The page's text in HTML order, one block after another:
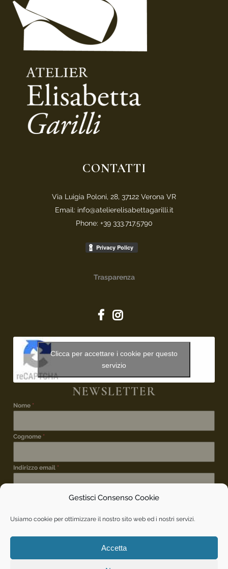
Gestisci Consenso Cookie
Usiamo cookie per ottimizzare il nostro sito web ed i nostri servizi.
Accetta
CONTATTI
Via Luigia Poloni, 28, 37122 Verona VR
Email: info@atelierelisabettagarilli.it
Phone: +39 333.717.5790
Trasparenza
Clicca per accettare i cookie per questo
servizio
NEWSLETTER
Nome *
Cognome *
Indirizzo email *
ISCRIZIONE NEWSLETTER*
aggiornato sui vostri eventi.